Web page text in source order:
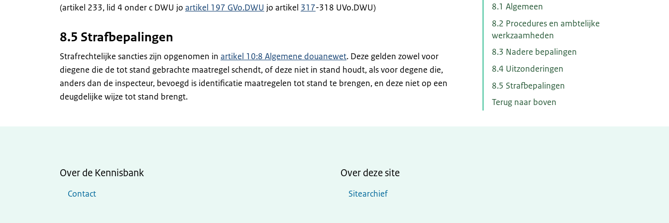
8.1 Algemeen
8.2 Procedures en ambtelijke
werkzaamheden
8.3 Nadere bepalingen
8.4 Uitzonderingen
8.5 Strafbepalingen
Terug naar boven
(artikel 233, lid 4 onder c DWU jo artikel 197 GVo.DWU jo artikel 317-318 UVo.DWU)
8.5 Strafbepalingen
Strafrechtelijke sancties zijn opgenomen in artikel 10:8 Algemene douanewet. Deze gelden zowel voor
diegene die de tot stand gebrachte maatregel schendt, of deze niet in stand houdt, als voor degene die,
anders dan de inspecteur, bevoegd is identificatie maatregelen tot stand te brengen, en deze niet op een
deugdelijke wijze tot stand brengt.
Over de Kennisbank
Contact
Over deze site
Sitearchief